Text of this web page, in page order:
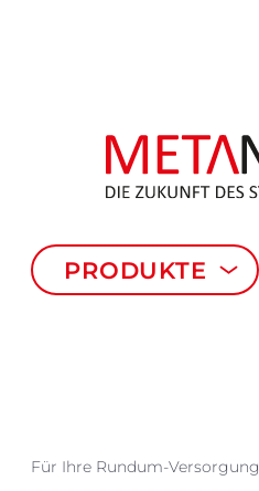
PRODUKTE
Für Ihre Rundum-Versorgung